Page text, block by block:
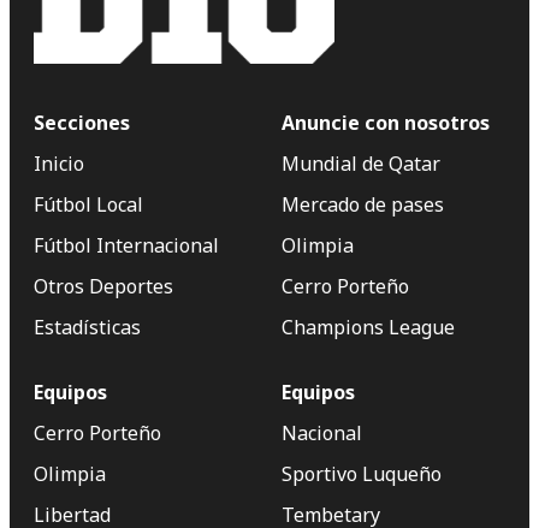
Secciones
Inicio
Fútbol Local
Fútbol Internacional
Otros Deportes
Estadísticas
Anuncie con nosotros
Mundial de Qatar
Mercado de pases
Olimpia
Cerro Porteño
Champions League
Equipos
Cerro Porteño
Olimpia
Libertad
Equipos
Nacional
Sportivo Luqueño
Tembetary